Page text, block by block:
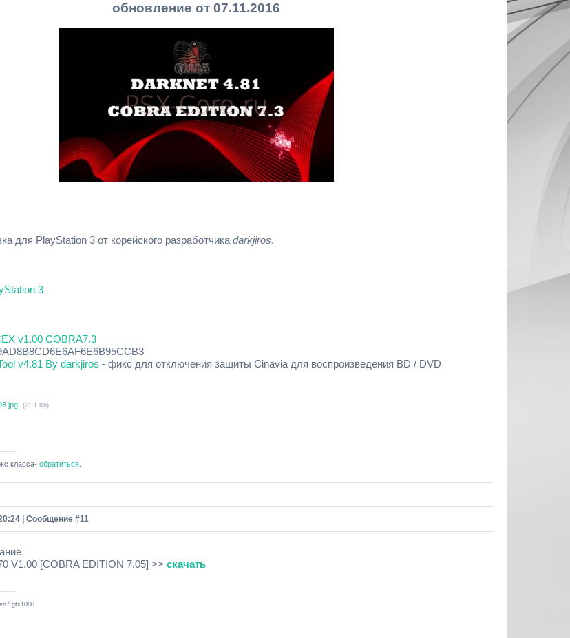
обновление от 07.11.2016
для PlayStation 3 от корейского разработчика darkjiros.
3
v1.00 COBRA7.3
v4.81 By darkjiros - фикс для отключения защиты Cinavia для воспроизведения BD / DVD
(21.1 Kb)
класса- обратиться
| Сообщение #11
V1.00 [COBRA EDITION 7.05] >> скачать
gtx1080